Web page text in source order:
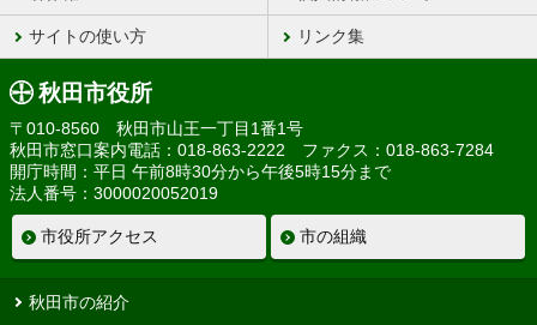
サイトの使い方 リンク集
秋田市役所
〒010-8560 秋田市山王一丁目1番1号
秋田市窓口案内電話：018-863-2222 ファクス：018-863-7284
開庁時間：平日 午前8時30分から午後5時15分まで
法人番号：3000020052019
市役所アクセス 市の組織
秋田市の紹介